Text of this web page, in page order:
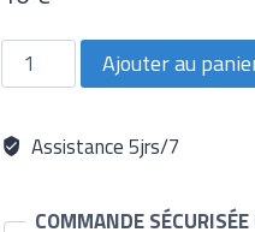
quantité
Booster
Ajouter au
Assistance 5jrs/7
COMMANDE